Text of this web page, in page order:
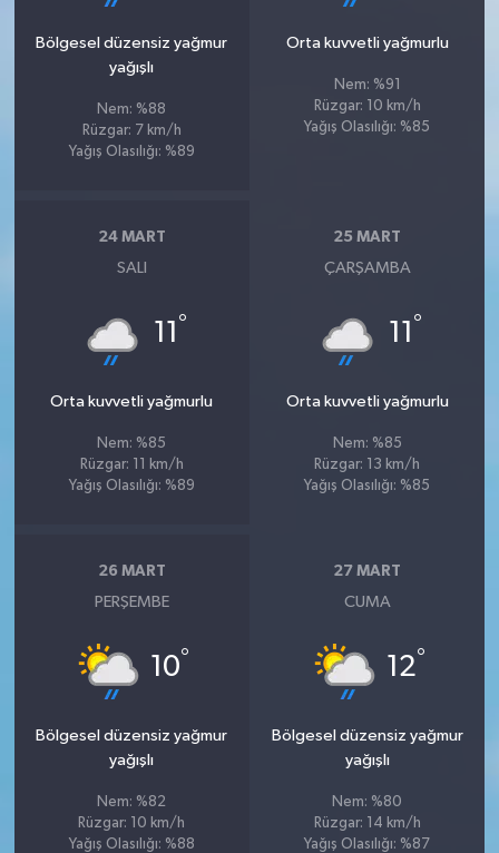
Bölgesel düzensiz yağmur
yağışlı
Nem: %88
Rüzgar: 7 km/h
Yağış Olasılığı: %89
Orta kuvvetli yağmurlu
Nem: %91
Rüzgar: 10 km/h
Yağış Olasılığı: %85
24 MART
SALI
11 °
Orta kuvvetli yağmurlu
Nem: %85
Rüzgar: 11 km/h
Yağış Olasılığı: %89
25 MART
ÇARŞAMBA
11 °
Orta kuvvetli yağmurlu
Nem: %85
Rüzgar: 13 km/h
Yağış Olasılığı: %85
26 MART
PERŞEMBE
10°
Bölgesel düzensiz yağmur
yağışlı
Nem: %82
Rüzgar: 10 km/h
Yağış Olasılığı: %88
27 MART
CUMA
12°
Bölgesel düzensiz yağmur
yağışlı
Nem: %80
Rüzgar: 14 km/h
Yağış Olasılığı: %87